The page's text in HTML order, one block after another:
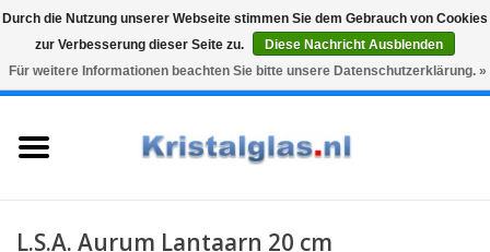
Snelle levering
Graveren
0 Artikel - €0,00
Karaffen
L.S.A. Aurum Lantaarn 20 cm
Durch die Nutzung unserer Webseite stimmen Sie dem Gebrauch von Cookies
zur Verbesserung dieser Seite zu.
Diese Nachricht Ausblenden
Für weitere Informationen beachten Sie bitte unsere Datenschutzerklärung. »